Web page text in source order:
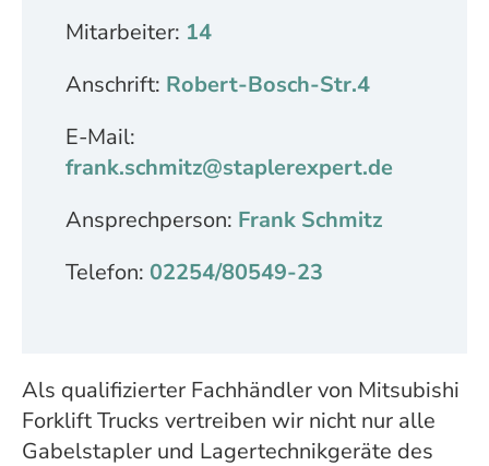
Als qualifizierter Fachhändler von Mitsubishi
Forklift Trucks vertreiben wir nicht nur alle
Gabelstapler und Lagertechnikgeräte des
Mitarbeiter: 14
Anschrift: Robert-Bosch-Str.4
E-Mail:
frank.schmitz@staplerexpert.de
Ansprechperson: Frank Schmitz
Telefon: 02254/80549-23